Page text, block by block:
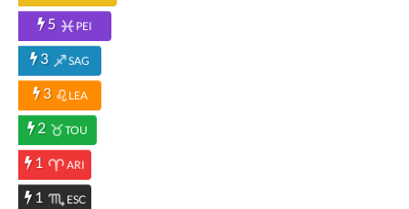
5 PEI
3 SAG
3 LEA
2 TOU
1 ARI
1 ESC